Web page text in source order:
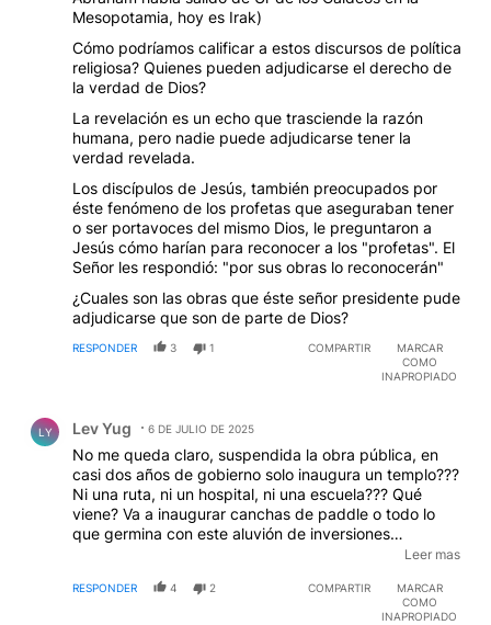
Mesopotamia, hoy es Irak)
Cómo podríamos calificar a estos discursos de política
religiosa? Quienes pueden adjudicarse el derecho de
la verdad de Dios?
La revelación es un echo que trasciende la razón
humana, pero nadie puede adjudicarse tener la
verdad revelada.
Los discípulos de Jesús, también preocupados por
éste fenómeno de los profetas que aseguraban tener
o ser portavoces del mismo Dios, le preguntaron a
Jesús cómo harían para reconocer a los "profetas". El
Señor les respondió: "por sus obras lo reconocerán"
¿Cuales son las obras que éste señor presidente pude
adjudicarse que son de parte de Dios?
RESPONDER 3 1 COMPARTIR
MARCAR
COMO
INAPROPIADO
LY Lev Yug 6 DE JULIO DE 2025
No me queda claro, suspendida la obra pública, en
casi dos años de gobierno solo inaugura un templo???
Ni una ruta, ni un hospital, ni una escuela??? Qué
viene? Va a inaugurar canchas de paddle o todo lo
que germina con este aluvión de inversiones
privadas??? Siga siga... Arquero de Chacarita, este
apariencias del crecimiento demográfico del país.
Leer mas
RESPONDER 4 2 COMPARTIR
MARCAR
COMO
INAPROPIADO